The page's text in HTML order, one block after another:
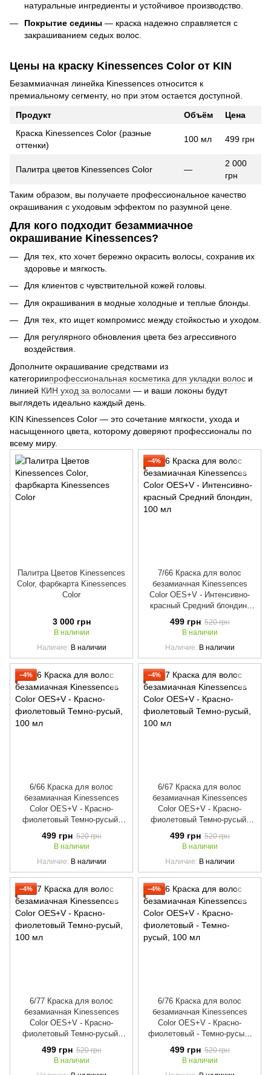
натуральные ингредиенты и устойчивое производство.
Покрытие седины — краска надежно справляется с
закрашиванием седых волос.
Цены на краску Kinessences Color от KIN
Безаммиачная линейка Kinessences относится к
премиальному сегменту, но при этом остается доступной.
Продукт
Объём
Цена
Краска Kinessences Color (разные
оттенки)
100 мл 499 грн
Палитра цветов Kinessences Color —
2 000
грн
Таким образом, вы получаете профессиональное качество
окрашивания с уходовым эффектом по разумной цене.
Для кого подходит безаммиачное
окрашивание Kinessences?
Для тех, кто хочет бережно окрасить волосы, сохранив их
здоровье и мягкость.
Для клиентов с чувствительной кожей головы.
Для окрашивания в модные холодные и теплые блонды.
Для тех, кто ищет компромисс между стойкостью и уходом.
Для регулярного обновления цвета без агрессивного
воздействия.
Дополните окрашивание средствами из
категориипрофессиональная косметика для укладки волос и
линией КИН уход за волосами — и ваши локоны будут
выглядеть идеально каждый день.
KIN Kinessences Color — это сочетание мягкости, ухода и
насыщенного цвета, которому доверяют профессионалы по
всему миру.
Палитра Цветов Kinessences
Color, фарбкарта Kinessences
Color
3 000 грн
В наличии
Наличие В наличии
−4%
7/66 Краска для волос
безамиачная Kinessences
Color OES+V - Интенсивно-
красный Средний блондин,
499 грн 520 грн
В наличии
Наличие В наличии
−4%
6/66 Краска для волос
безамиачная Kinessences
Color OES+V - Красно-
фиолетовый Темно-русый,
499 грн 520 грн
В наличии
Наличие В наличии
−4%
6/67 Краска для волос
безамиачная Kinessences
Color OES+V - Красно-
фиолетовый Темно-русый,
499 грн 520 грн
В наличии
Наличие В наличии
−4%
6/77 Краска для волос
безамиачная Kinessences
Color OES+V - Красно-
фиолетовый Темно-русый,
499 грн 520 грн
В наличии
−4%
6/76 Краска для волос
безамиачная Kinessences
Color OES+V - Красно-
фиолетовый - Темно-русый,
499 грн 520 грн
В наличии